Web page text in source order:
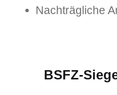
Nachträgliche